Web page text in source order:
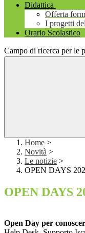
Didattica
Offerta
I progetti
Orario Scolastico
Campo di ricerca per le
Home >
Novità >
Le notizie >
OPEN DAYS
OPEN DAYS
Open Day per